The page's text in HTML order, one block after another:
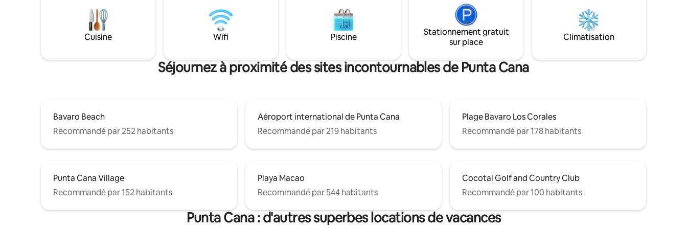
et d'une sécurité 24 h/24 et 7 j/7 avec
entrée contrôlée ; idéal pour profiter de
vacances confortables, au calme et à
proximité de tout.
Cuisine Wifi Piscine
Stationnement gratuit
sur place
Climatisation
Séjournez à proximité des sites incontournables de Punta Cana
Bavaro Beach
Recommandé par 252 habitants
Aéroport international de Punta Cana
Recommandé par 219 habitants
Plage Bavaro Los Corales
Recommandé par 178 habitants
Punta Cana Village
Recommandé par 152 habitants
Playa Macao
Recommandé par 544 habitants
Cocotal Golf and Country Club
Recommandé par 100 habitants
Punta Cana : d'autres superbes locations de vacances